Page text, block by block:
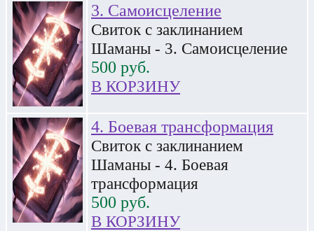
3. Самоисцеление
Свиток с заклинанием
Шаманы - 3. Самоисцеление
500 руб.
В КОРЗИНУ
4. Боевая трансформация
Свиток с заклинанием
Шаманы - 4. Боевая
трансформация
500 руб.
В КОРЗИНУ